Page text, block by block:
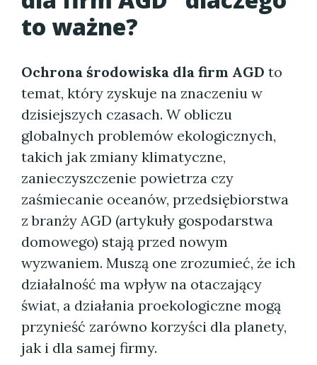
to ważne?
Ochrona środowiska dla firm AGD to
temat, który zyskuje na znaczeniu w
dzisiejszych czasach. W obliczu
globalnych problemów ekologicznych,
takich jak zmiany klimatyczne,
zanieczyszczenie powietrza czy
zaśmiecanie oceanów, przedsiębiorstwa
z branży AGD (artykuły gospodarstwa
domowego) stają przed nowym
wyzwaniem. Muszą one zrozumieć, że ich
działalność ma wpływ na otaczający
świat, a działania proekologiczne mogą
przynieść zarówno korzyści dla planety,
jak i dla samej firmy.